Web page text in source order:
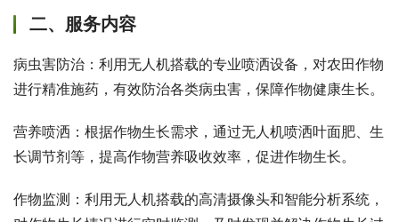
二、服务内容
病虫害防治：利用无人机搭载的专业喷洒设备，对农田作物
进行精准施药，有效防治各类病虫害，保障作物健康生长。
营养喷洒：根据作物生长需求，通过无人机喷洒叶面肥、生
长调节剂等，提高作物营养吸收效率，促进作物生长。
作物监测：利用无人机搭载的高清摄像头和智能分析系统，